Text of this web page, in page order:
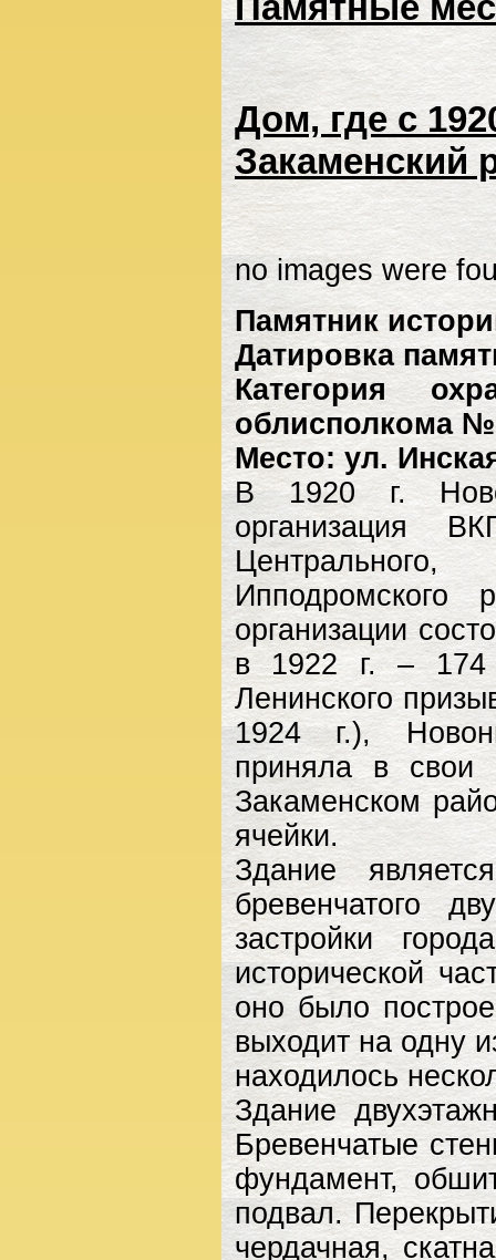
Дом, где с
Закаменский
no images were
Памятник
Датировка
Категория
облисполкома №
Место: ул.
В 1920 г.
организация
организации
в 1922 г. – 174
Ленинского
1924 г.),
приняла в свои
Закаменском
ячейки.
Здание
бревенчатого
застройки
исторической
оно было
выходит на одну
находилось
Здание
Бревенчатые
фундамент,
подвал.
чердачная,